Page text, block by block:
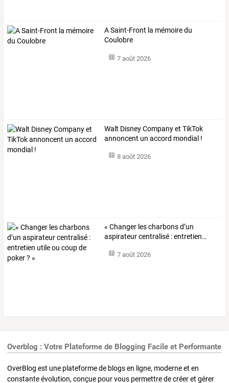
A Saint-Front la mémoire du
Coulobre
7 août 2026
Walt Disney Company et TikTok
annoncent un accord mondial !
8 août 2026
« Changer lescharbonsd’un
aspirateurcentralisé :entretien…
7 août 2026
Overblog : Votre Plateforme de Blogging Facile et Performante
OverBlog est une plateforme de blogs en ligne, moderne et en
constante évolution, conçue pour vous permettre de créer et gérer